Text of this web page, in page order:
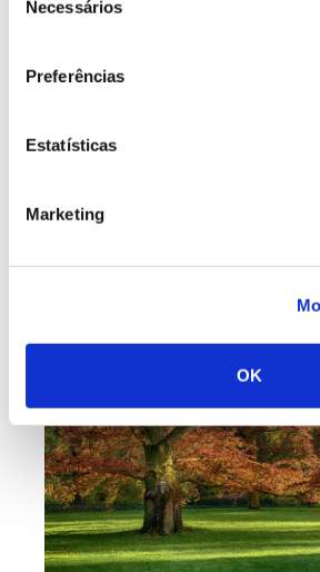
Necessários
Preferências
Estatísticas
Marketing
OK